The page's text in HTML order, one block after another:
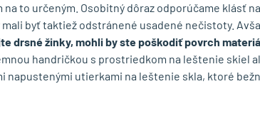
na to určeným. Osobitný dôraz odporúčame klásť
byť taktiež odstránené usadené nečistoty.
drsné žinky, mohli by ste poškodiť povrch
handričkou s prostriedkom na leštenie skiel
napustenými utierkami na leštenie skla, ktoré